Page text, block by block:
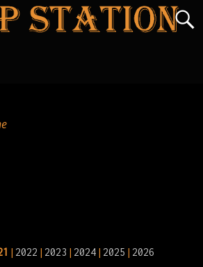
2022 2023 2024 2025 2026